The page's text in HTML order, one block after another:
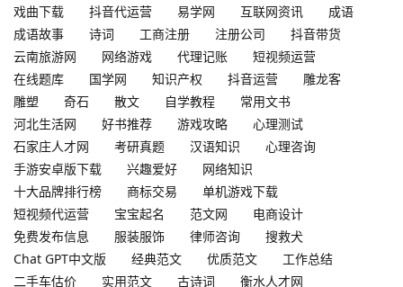
戏曲下载
抖音代运营 易学网 互联网资讯
成语
成语故事
诗词 工商注册 注册公司
抖音带货
云南旅游网
网络游戏 代理记账
短视频运营
在线题库
国学网 知识产权 抖音运营
雕龙客
雕塑
奇石 散文 自学教程
常用文书
河北生活网
好书推荐 游戏攻略
心理测试
石家庄人才网
考研真题 汉语知识
心理咨询
手游安卓版下载
兴趣爱好
网络知识
十大品牌排行榜
商标交易
单机游戏下载
短视频代运营
宝宝起名 范文网
电商设计
免费发布信息
服装服饰 律师咨询
搜救犬
Chat GPT中文版
经典范文 优质范文
工作总结
二手车估价
实用范文 古诗词
衡水人才网